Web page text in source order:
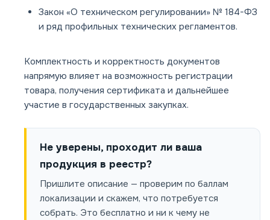
Закон «О техническом регулировании» № 184-ФЗ
и ряд профильных технических регламентов.
Комплектность и корректность документов
напрямую влияет на возможность регистрации
товара, получения сертификата и дальнейшее
участие в государственных закупках.
Не уверены, проходит ли ваша
продукция в реестр?
Пришлите описание — проверим по баллам
локализации и скажем, что потребуется
собрать. Это бесплатно и ни к чему не